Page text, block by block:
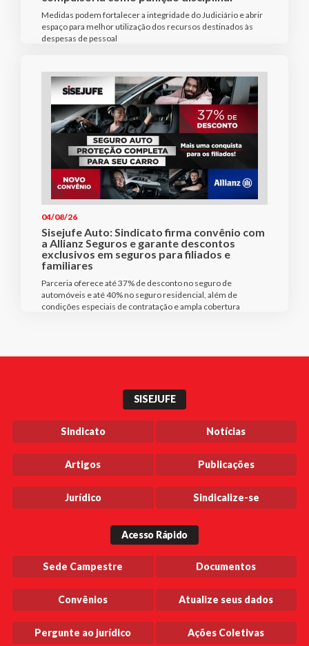
Medidas podem fortalecer a integridade do Judiciário e abrir
espaço para melhor utilização dos recursos destinados às
despesas de pessoal
04/08/26
Sisejufe Auto: Sindicato firma convênio com
a Allianz Seguros e garante descontos
exclusivos em seguros para filiados e
familiares
Parceria oferece até 37% de desconto no seguro de
automóveis e até 40% no seguro residencial, além de
condições especiais de contratação e ampla cobertura
SISEJUFE
Sindicato Notícias
Artigos Publicações
Jurídico Sindicalize-se
Acesso Rápido
Sede Campestre Documentos
Convênios Atualize seus dados
Pergunte ao jurídico Ações Coletivas